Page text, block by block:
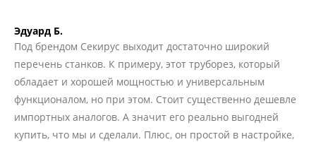
Эдуард Б.
Под брендом Секирус выходит достаточно широкий
перечень станков. К примеру, этот труборез, который
обладает и хорошей мощностью и универсальным
функционалом, но при этом. Стоит существенно дешевле
импортных аналогов. А значит его реально выгодней
купить, что мы и сделали. Плюс, он простой в настройке,